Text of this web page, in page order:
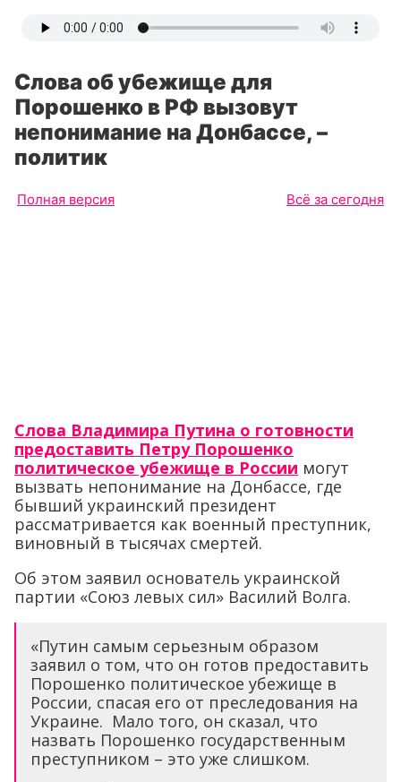
Слова об убежище для
Порошенко в РФ вызовут
непонимание на Донбассе, –
политик
Полная версия Всё за сегодня
Слова Владимира Путина о готовности
предоставить Петру Порошенко
политическое убежище в России могут
вызвать непонимание на Донбассе, где
бывший украинский президент
рассматривается как военный преступник,
виновный в тысячах смертей.
Об этом заявил основатель украинской
партии «Союз левых сил» Василий Волга.
«Путин самым серьезным образом
заявил о том, что он готов предоставить
Порошенко политическое убежище в
России, спасая его от преследования на
Украине. Мало того, он сказал, что
назвать Порошенко государственным
преступником – это уже слишком.